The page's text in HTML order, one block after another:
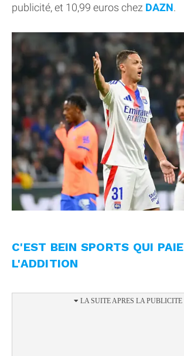
publicité, et 10,99 euros chez DAZN.
C'EST BEIN SPORTS QUI PAIE
L'ADDITION